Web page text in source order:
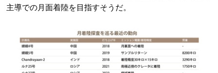
主導での月面着陸を目指すそうだ。